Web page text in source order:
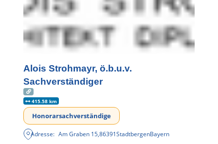
Alois Strohmayr, ö.b.u.v.
Sachverständiger
415.58 km
Honorarsachverständige
Adresse: Am Graben 15,86391StadtbergenBayern